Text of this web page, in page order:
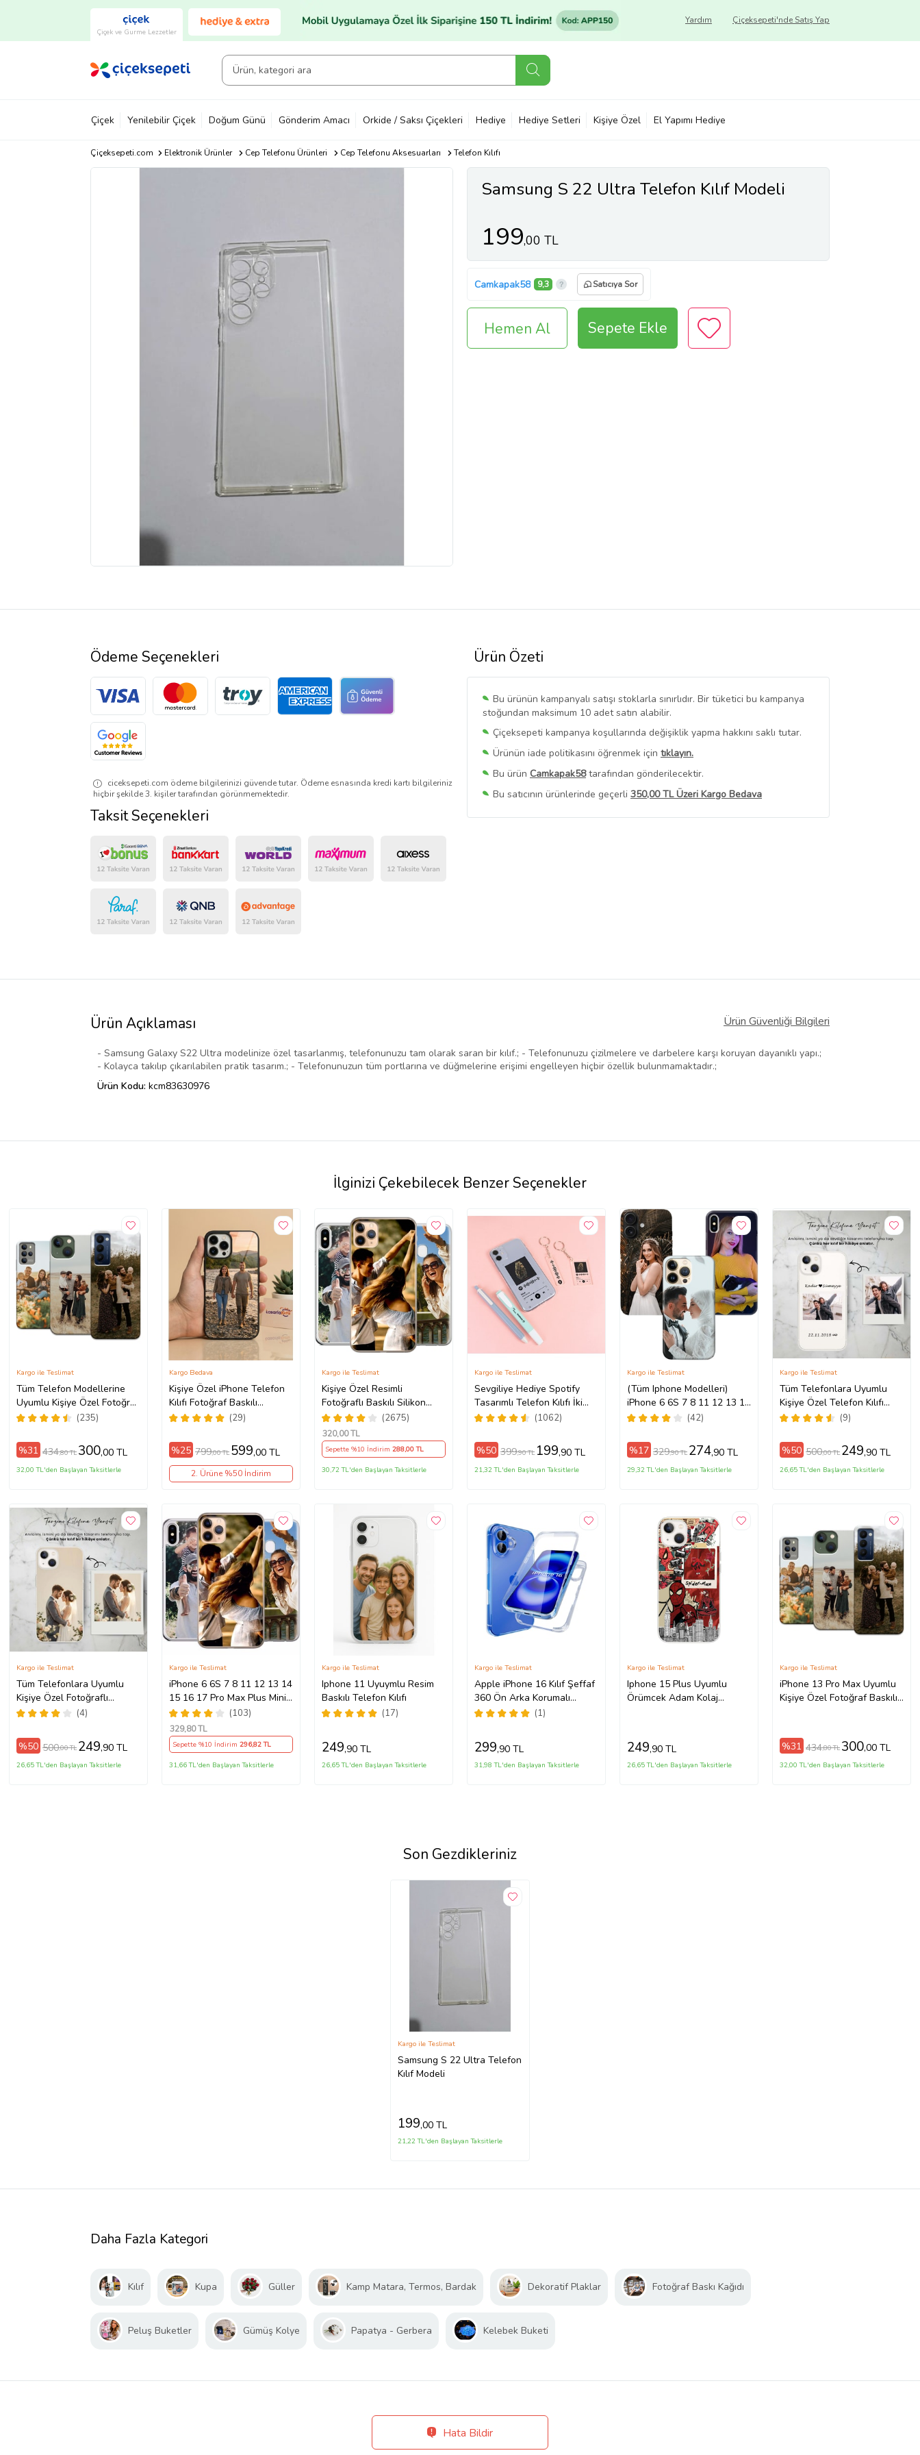
Çiçek ve Gurme Lezzetler
Çiçeksepeti'nde Satış Yap
Yardım
Çiçek Yenilebilir Çiçek Doğum Günü Gönderim Amacı Orkide / Saksı Çiçekleri Hediye Hediye Setleri Kişiye Özel El Yapımı Hediye
Çiçeksepeti.com Elektronik Ürünler Cep Telefonu Ürünleri Cep Telefonu Aksesuarları Telefon Kılıfı
Samsung S 22 Ultra Telefon Kılıf Modeli
199,00 TL
Camkapak58 9,3 Satıcıya Sor
Hemen Al Sepete Ekle
Ürün Özeti
Bu ürünün kampanyalı satışı stoklarla sınırlıdır. Bir tüketici bu kampanya
stoğundan maksimum 10 adet satın alabilir.
Çiçeksepeti kampanya koşullarında değişiklik yapma hakkını saklı tutar.
Ürünün iade politikasını öğrenmek için tıklayın.
Bu ürün Camkapak58tarafından gönderilecektir.
Bu satıcının ürünlerinde geçerli 350,00 TL Üzeri Kargo Bedava
Bu SatıcınınTüm Ürünlerini Görüntüle
Ödeme Seçenekleri
ciceksepeti.com ödeme bilgilerinizi güvende tutar. Ödeme esnasında kredi kartı bilgileriniz
hiçbir şekilde 3. kişiler tarafından görünmemektedir.
Taksit Seçenekleri
Ürün Açıklaması Ürün Güvenliği Bilgileri
- Samsung Galaxy S22 Ultra modelinize özel tasarlanmış, telefonunuzu tam olarak saran bir kılıf.; - Telefonunuzu çizilmelere ve darbelere karşı koruyan dayanıklı yapı.;
- Kolayca takılıp çıkarılabilen pratik tasarım.; - Telefonunuzun tüm portlarına ve düğmelerine erişimi engelleyen hiçbir özellik bulunmamaktadır.;
Ürün Kodu: kcm83630976
İlginizi Çekebilecek Benzer Seçenekler
Tüm Telefon Modellerine
Uyumlu Kişiye Özel Fotoğraf
Baskılı Telefon Kılıfı
(235)
Kargo ile Teslimat
%31 434,80 TL 300,00 TL
32,00 TL'den Başlayan Taksitlerle
Kişiye Özel iPhone Telefon
Kılıfı Fotoğraf Baskılı
11/13/14/14Pro/14ProMax/15/15Pro/15ProMax/16/16e/16Plus/16Pro/16ProMax/17/17Air/17Pro/17ProMax
(29)
Kargo Bedava
%25 799,00 TL 599,00 TL
2. Ürüne %50 İndirim
Kişiye Özel Resimli
Fotoğraflı Baskılı Silikon
Telefon Kılıfı Kapak Kılıf
(Telefon Modelleri
Açıklamada)
(2675)
Kargo ile Teslimat
320,00 TL
Sepette %10 İndirim 288,00 TL
30,72 TL'den Başlayan Taksitlerle
Sevgiliye Hediye Spotify
Tasarımlı Telefon Kılıfı İki
Anahtarlık Hediyeli
(1062)
Kargo ile Teslimat
%50 399,90 TL 199,90 TL
21,32 TL'den Başlayan Taksitlerle
(Tüm Iphone Modelleri)
iPhone 6 6S 7 8 11 12 13 14
15 16 17 Pro Max Plus Mini
Fotoğraflı Kılıf
(42)
Kargo ile Teslimat
%17 329,90 TL 274,90 TL
29,32 TL'den Başlayan Taksitlerle
Tüm Telefonlara Uyumlu
Kişiye Özel Telefon Kılıfı
Tüm Modeller Açıklamada
(9)
Kargo ile Teslimat
%50 500,00 TL 249,90 TL
26,65 TL'den Başlayan Taksitlerle
Tüm Telefonlara Uyumlu
Kişiye Özel Fotoğraflı
Telefon Kılıfı Modeller
(4)
Kargo ile Teslimat
%50 500,00 TL 249,90 TL
26,65 TL'den Başlayan Taksitlerle
iPhone 6 6S 7 8 11 12 13 14
15 16 17 Pro Max Plus Mini
Kılıf Kişiye Özel Resimli
Fotoğraflı Silikon
(103)
Kargo ile Teslimat
329,80 TL
Sepette %10 İndirim 296,82 TL
31,66 TL'den Başlayan Taksitlerle
Iphone 11 Uyuymlu Resim
Baskılı Telefon Kılıfı
(17)
Kargo ile Teslimat
249,90 TL
26,65 TL'den Başlayan Taksitlerle
Apple iPhone 16 Kılıf Şeffaf
360 Ön Arka Korumalı
Silikon
(1)
Kargo ile Teslimat
299,90 TL
31,98 TL'den Başlayan Taksitlerle
Iphone 15 Plus Uyumlu
Örümcek Adam Kolaj
Kargo ile Teslimat
249,90 TL
26,65 TL'den Başlayan Taksitlerle
iPhone 13 Pro Max Uyumlu
Kişiye Özel Fotoğraf Baskılı
Kargo ile Teslimat
%31 434,80 TL 300,00 TL
32,00 TL'den Başlayan Taksitlerle
Son Gezdikleriniz
Samsung S 22 Ultra Telefon
Kılıf Modeli
Kargo ile Teslimat
199,00 TL
21,22 TL'den Başlayan Taksitlerle
Daha Fazla Kategori
Kılıf Kupa Güller Kamp Matara, Termos, Bardak Dekoratif Plaklar Fotoğraf Baskı Kağıdı
Peluş Buketler Gümüş Kolye Papatya - Gerbera Kelebek Buketi
Hata Bildir